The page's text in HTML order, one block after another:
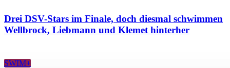
Drei DSV-Stars im Finale, doch diesmal schwimmen
Wellbrock, Liebmann und Klemet hinterher
SWIM+